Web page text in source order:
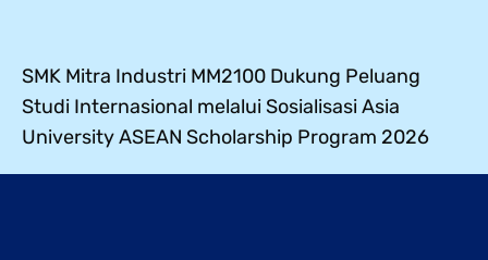
SMK Mitra Industri MM2100 Dukung Peluang
Studi Internasional melalui Sosialisasi Asia
University ASEAN Scholarship Program 2026